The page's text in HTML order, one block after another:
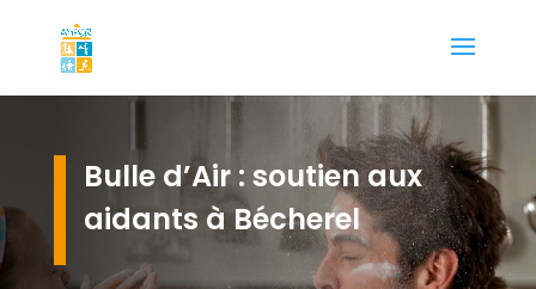
Bulle d’Air : soutien aux
aidants à Bécherel